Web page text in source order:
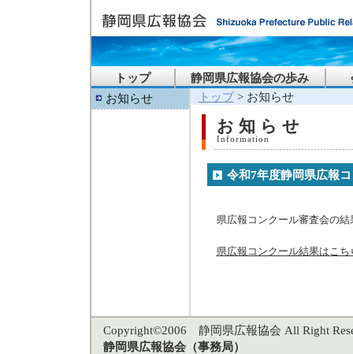
トップ 静岡県広報協会の歩み
お知らせ
トップ> お知らせ
お知らせ
Information
令和7年度静岡県広報
県広報コンクール審査会の
県広報コンクール結果はこち
Copyright©2006 静岡県広報協会 All Right
静岡県広報協会（事務局）